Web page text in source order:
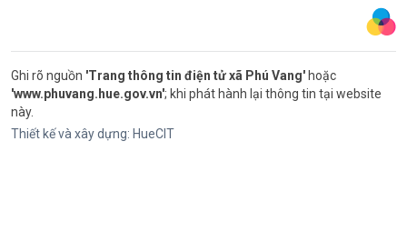
Ghi rõ nguồn 'Trang thông tin điện tử xã Phú Vang' hoặc
'www.phuvang.hue.gov.vn'; khi phát hành lại thông tin tại website
này.
Thiết kế và xây dựng: HueCIT